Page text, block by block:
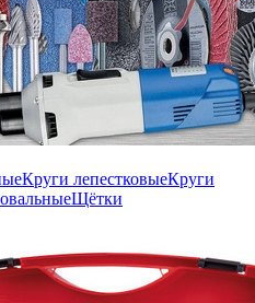
Круги лепестковыеКруги
Щётки